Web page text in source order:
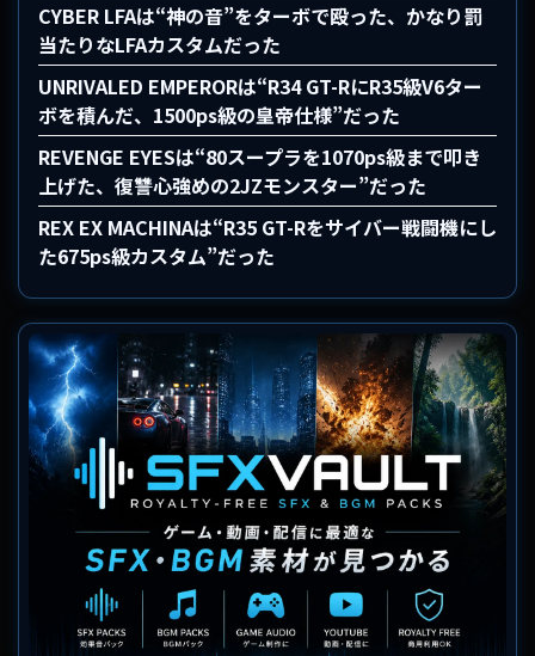
CYBER LFAは“神の音”をターボで殴った、かなり罰
当たりなLFAカスタムだった
UNRIVALED EMPERORは“R34 GT-RにR35級V6ター
ボを積んだ、1500ps級の皇帝仕様”だった
REVENGE EYESは“80スープラを1070ps級まで叩き
上げた、復讐心強めの2JZモンスター”だった
REX EX MACHINAは“R35 GT-Rをサイバー戦闘機にし
た675ps級カスタム”だった